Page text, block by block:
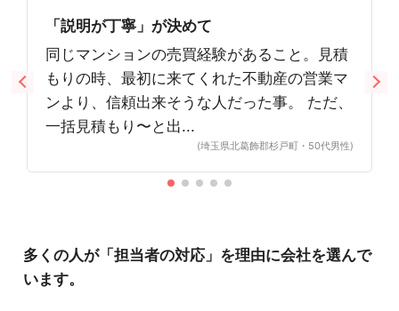
「説明が丁寧」が決めて
同じマンションの売買経験があること。見積
もりの時、最初に来てくれた不動産の営業マ
ンより、信頼出来そうな人だった事。 ただ、
一括見積もり〜と出...
(埼玉県北葛飾郡杉戸町・50代男性)
多くの人が「担当者の対応」を理由に会社を選んで
います。